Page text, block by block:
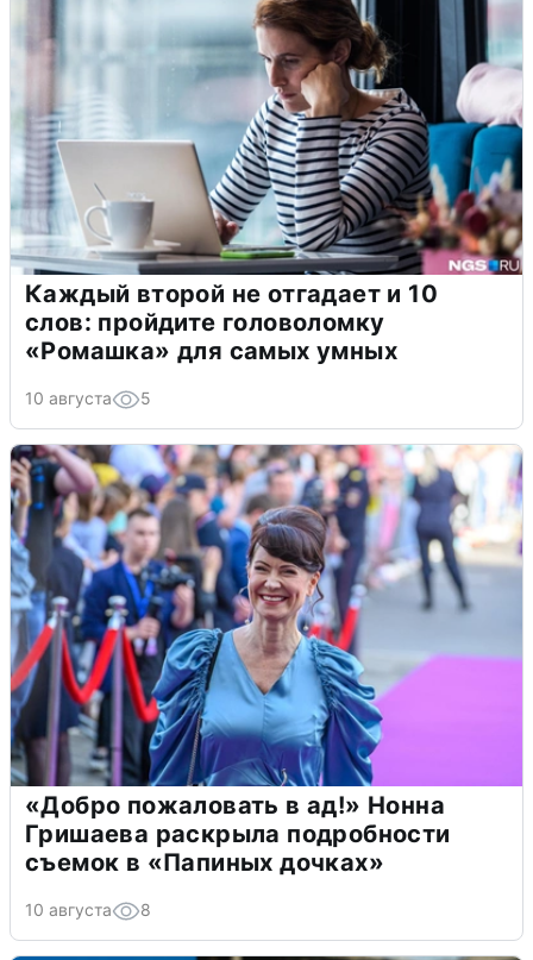
Каждый второй не отгадает и 10
слов: пройдите головоломку
«Ромашка» для самых умных
10 августа 5
«Добро пожаловать в ад!» Нонна
Гришаева раскрыла подробности
съемок в «Папиных дочках»
10 августа 8